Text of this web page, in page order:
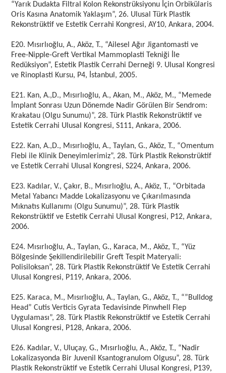
“Yarık Dudakta Filtral Kolon Rekonstrüksiyonu İçin Orbikülaris
Oris Kasına Anatomik Yaklaşım”, 26. Ulusal Türk Plastik
Rekonstrüktif ve Estetik Cerrahi Kongresi, AY10, Ankara, 2004.
E20. Mısırlıoğlu, A., Aköz, T., “Ailesel Ağır Jigantomasti ve
Free-Nipple-Greft Vertikal Mammoplasti Tekniği İle
Redüksiyon”, Estetik Plastik Cerrahi Derneği 9. Ulusal Kongresi
ve Rinoplasti Kursu, P4, İstanbul, 2005.
E21. Kan, A.,D., Mısırlıoğlu, A., Akan, M., Aköz, M., “Memede
İmplant Sonrası Uzun Dönemde Nadir Görülen Bir Sendrom:
Krakatau (Olgu Sunumu)”, 28. Türk Plastik Rekonstrüktif ve
Estetik Cerrahi Ulusal Kongresi, S111, Ankara, 2006.
E22. Kan, A.,D., Mısırlıoğlu, A., Taylan, G., Aköz, T., “Omentum
Flebi ile Klinik Deneyimlerimiz”, 28. Türk Plastik Rekonstrüktif
ve Estetik Cerrahi Ulusal Kongresi, S224, Ankara, 2006.
E23. Kadılar, V., Çakır, B., Mısırlıoğlu, A., Aköz, T., “Orbitada
Metal Yabancı Madde Lokalizasyonu ve Çıkarılmasında
Mıknatıs Kullanımı (Olgu Sunumu)”, 28. Türk Plastik
Rekonstrüktif ve Estetik Cerrahi Ulusal Kongresi, P12, Ankara,
2006.
E24. Mısırlıoğlu, A., Taylan, G., Karaca, M., Aköz, T., “Yüz
Bölgesinde Şekillendirilebilir Greft Tespit Materyali:
Polisiloksan”, 28. Türk Plastik Rekonstrüktif Ve Estetik Cerrahi
Ulusal Kongresi, P119, Ankara, 2006.
E25. Karaca, M., Mısırlıoğlu, A., Taylan, G., Aköz, T., “”Bulldog
Head” Cutis Verticis Gyrata Tedavisinde Pinwhell Flep
Uygulaması”, 28. Türk Plastik Rekonstrüktif ve Estetik Cerrahi
Ulusal Kongresi, P128, Ankara, 2006.
E26. Kadılar, V., Uluçay, G., Mısırlıoğlu, A., Aköz, T., “Nadir
Lokalizasyonda Bir Juvenil Ksantogranulom Olgusu”, 28. Türk
Plastik Rekonstrüktif ve Estetik Cerrahi Ulusal Kongresi, P139,